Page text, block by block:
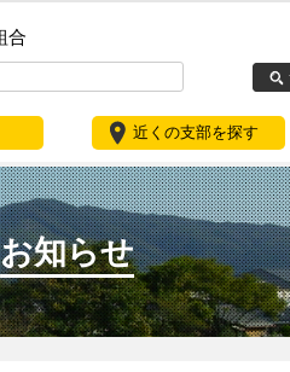
合
近くの支部を探す
お知らせ